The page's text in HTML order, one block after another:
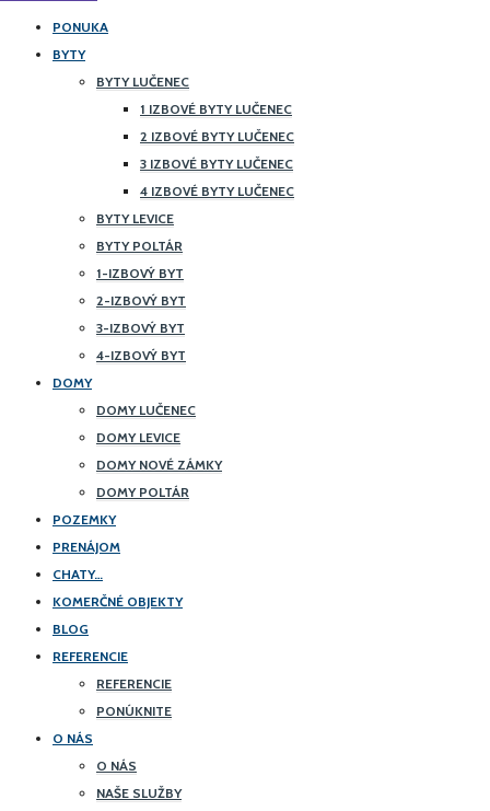
PONUKA
BYTY
BYTY LUČENEC
1 IZBOVÉ BYTY LUČENEC
2 IZBOVÉ BYTY LUČENEC
3 IZBOVÉ BYTY LUČENEC
4 IZBOVÉ BYTY LUČENEC
BYTY LEVICE
BYTY POLTÁR
1-IZBOVÝ BYT
2-IZBOVÝ BYT
3-IZBOVÝ BYT
4-IZBOVÝ BYT
DOMY
DOMY LUČENEC
DOMY LEVICE
DOMY NOVÉ ZÁMKY
DOMY POLTÁR
POZEMKY
PRENÁJOM
CHATY…
KOMERČNÉ OBJEKTY
BLOG
REFERENCIE
REFERENCIE
PONÚKNITE
O NÁS
O NÁS
NAŠE SLUŽBY